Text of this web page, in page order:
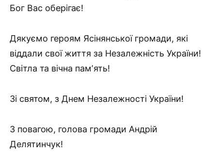
Бог Вас оберігає!
Дякуємо героям Ясінянської громади, які
віддали свої життя за Незалежність України!
Світла та вічна памʼять!
Зі святом, з Днем Незалежності України!
З повагою, голова громади Андрій
Делятинчук!